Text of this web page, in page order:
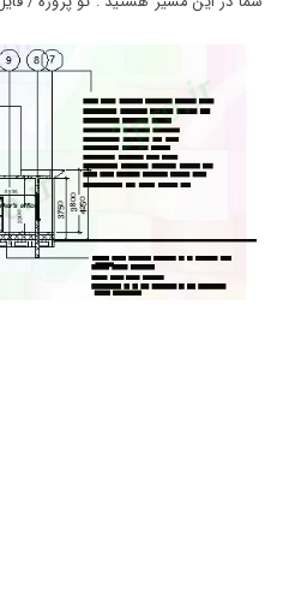
حساب
ثبت
نام
بازیابی
رمز
علاقه
مندی